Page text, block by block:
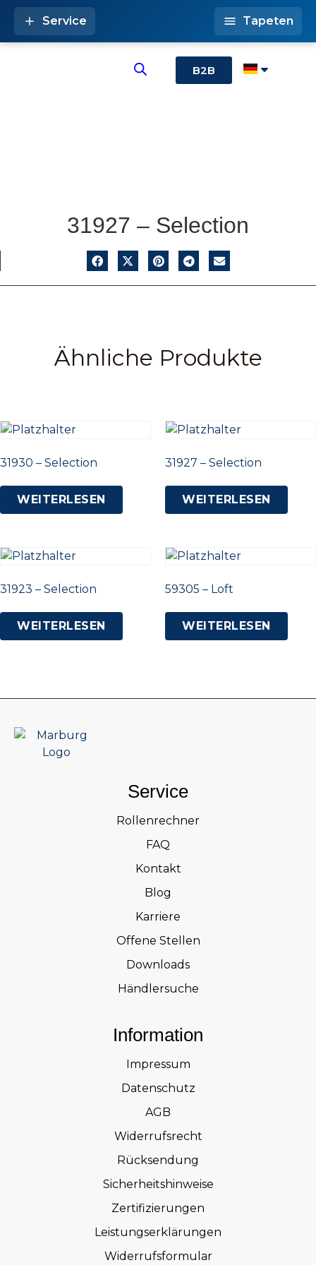
B2B
Service Tapeten
31927 – Selection
Ähnliche Produkte
31930 – Selection
WEITERLESEN
31927 – Selection
WEITERLESEN
31923 – Selection
WEITERLESEN
59305 – Loft
WEITERLESEN
Service
Rollenrechner
FAQ
Kontakt
Blog
Karriere
Offene Stellen
Downloads
Händlersuche
Information
Impressum
Datenschutz
AGB
Widerrufsrecht
Rücksendung
Sicherheitshinweise
Zertifizierungen
Leistungserklärungen
Widerrufsformular